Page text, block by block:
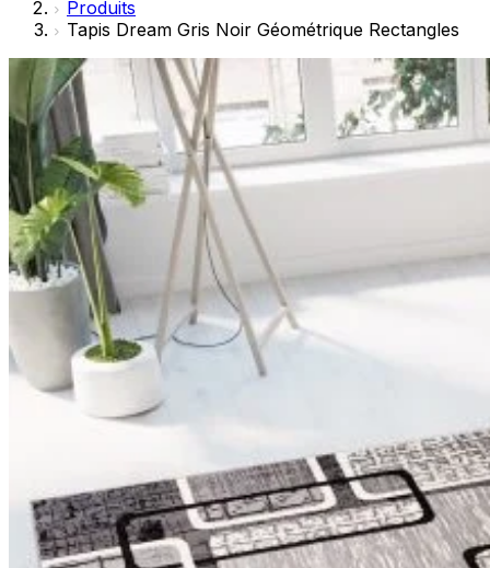
Produits
Tapis Dream Gris Noir Géométrique Rectangles
Les cookies non classés sont des cookies qui sont en